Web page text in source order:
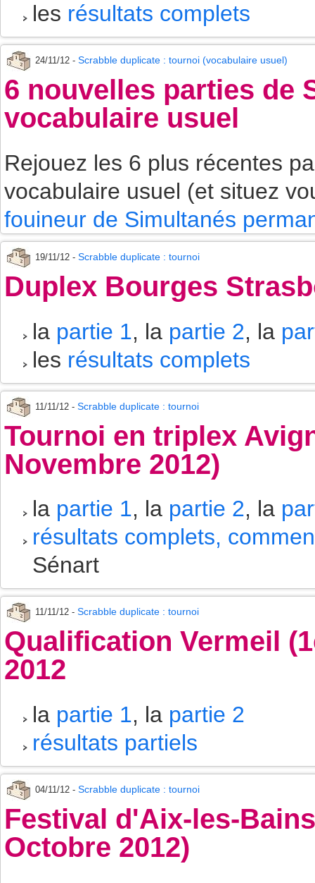
les résultats complets
24/11/12 - Scrabble duplicate : tournoi (vocabulaire usuel)
6 nouvelles parties de
vocabulaire usuel
Rejouez les 6 plus récentes
vocabulaire usuel (et situez
fouineur de Simultanés
19/11/12 - Scrabble duplicate : tournoi
Duplex Bourges
la partie 1, la partie 2, la
les résultats complets
11/11/12 - Scrabble duplicate : tournoi
Tournoi en triplex
Novembre 2012)
la partie 1, la partie 2, la
résultats complets,
Sénart
11/11/12 - Scrabble duplicate : tournoi
Qualification Vermeil
2012
la partie 1, la partie 2
résultats partiels
04/11/12 - Scrabble duplicate : tournoi
Festival d'Aix-les-
Octobre 2012)